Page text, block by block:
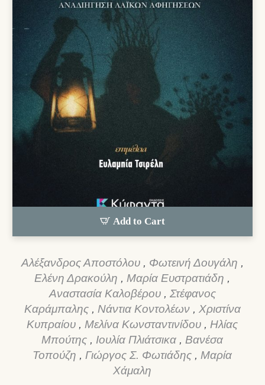
Add to Cart
Αλέξανδρος Αποστόλου , Φωτεινή Δουγάλη ,
Ελένη Δρακούλη , Μαρία Ευστρατιάδη ,
Αναστασία Καλοβέρου , Στέφανος
Καράμπαλης , Νάντια Κοντολέων , Χριστίνα
Κυπραίου , Μελίνα Κωνσταντινίδου , Ηλίας
Μπούτης , Ιουλία Πλιάτσικα , Βανέσα
Τοπούζη , Γιώργος Σ. Φωτιάδης , Μαρία
Χάμαλη